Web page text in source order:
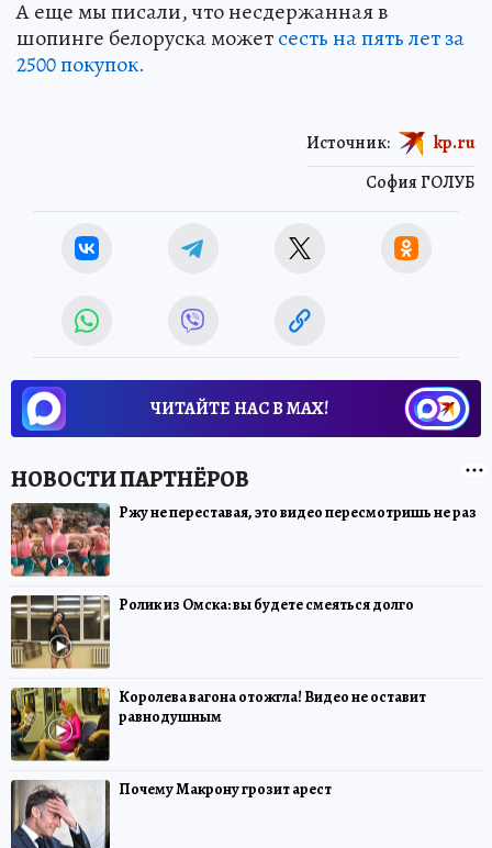
А еще мы писали, что несдержанная в
шопинге белоруска можетсесть на пять лет за
2500 покупок.
София ГОЛУБ
Источник: kp.ru
ЧИТАЙТЕ НАС В МАХ!
Ржу не переставая, это видео пересмотришь не раз
Ролик из Омска: вы будете смеяться долго
Королева вагона отожгла! Видео не оставит
равнодушным
Почему Макрону грозит арест